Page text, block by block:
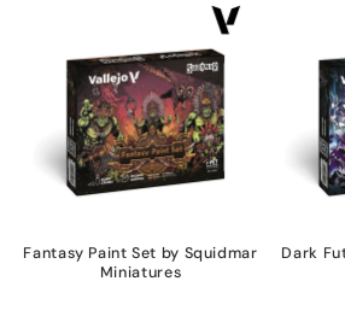
Fantasy Paint Set by Squidmar
Miniatures
Dark